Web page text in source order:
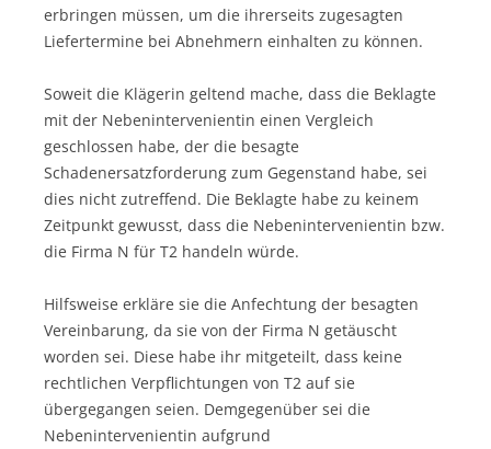
erbringen müssen, um die ihrerseits zugesagten
Liefertermine bei Abnehmern einhalten zu können.
Soweit die Klägerin geltend mache, dass die Beklagte
mit der Nebenintervenientin einen Vergleich
geschlossen habe, der die besagte
Schadenersatzforderung zum Gegenstand habe, sei
dies nicht zutreffend. Die Beklagte habe zu keinem
Zeitpunkt gewusst, dass die Nebenintervenientin bzw.
die Firma N für T2 handeln würde.
Hilfsweise erkläre sie die Anfechtung der besagten
Vereinbarung, da sie von der Firma N getäuscht
worden sei. Diese habe ihr mitgeteilt, dass keine
rechtlichen Verpflichtungen von T2 auf sie
übergegangen seien. Demgegenüber sei die
Nebenintervenientin aufgrund